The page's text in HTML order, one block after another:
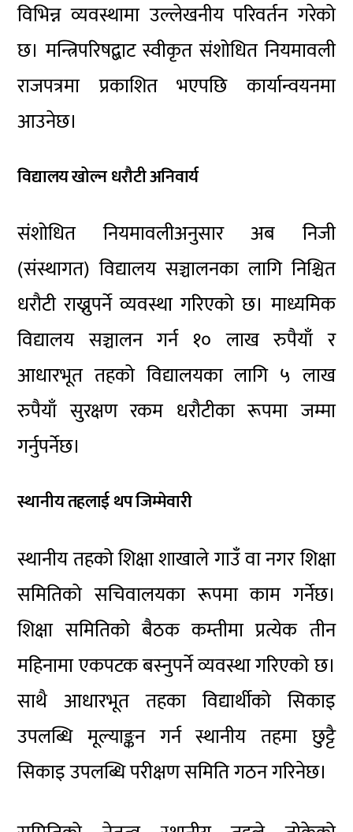
विभिन्न व्यवस्थामा उल्लेखनीय परिवर्तन गरेको
छ। मन्त्रिपरिषद्बाट स्वीकृत संशोधित नियमावली
राजपत्रमा प्रकाशित भएपछि कार्यान्वयनमा
आउनेछ।
विद्यालय खोल्न धरौटी अनिवार्य
संशोधित नियमावलीअनुसार अब निजी
(संस्थागत) विद्यालय सञ्चालनका लागि निश्चित
धरौटी राख्नुपर्ने व्यवस्था गरिएको छ। माध्यमिक
विद्यालय सञ्चालन गर्न १० लाख रुपैयाँ र
आधारभूत तहको विद्यालयका लागि ५ लाख
रुपैयाँ सुरक्षण रकम धरौटीका रूपमा जम्मा
गर्नुपर्नेछ।
स्थानीय तहलाई थप जिम्मेवारी
स्थानीय तहको शिक्षा शाखाले गाउँ वा नगर शिक्षा
समितिको सचिवालयका रूपमा काम गर्नेछ।
शिक्षा समितिको बैठक कम्तीमा प्रत्येक तीन
महिनामा एकपटक बस्नुपर्ने व्यवस्था गरिएको छ।
साथै आधारभूत तहका विद्यार्थीको सिकाइ
उपलब्धि मूल्याङ्कन गर्न स्थानीय तहमा छुट्टै
सिकाइ उपलब्धि परीक्षण समिति गठन गरिनेछ।